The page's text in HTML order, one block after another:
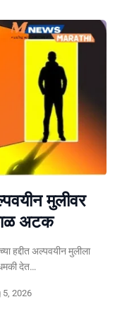
मुलीवर
अटक
हद्दीत अल्पवयीन मुलीला
देत…
5, 2026